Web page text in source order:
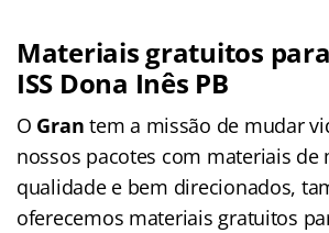
Materiais gratuitos
ISS Dona Inês PB
O Grantem a missão de mudar
nossos pacotes com materiais de
qualidade e bem direcionados,
oferecemos materiais gratuitos